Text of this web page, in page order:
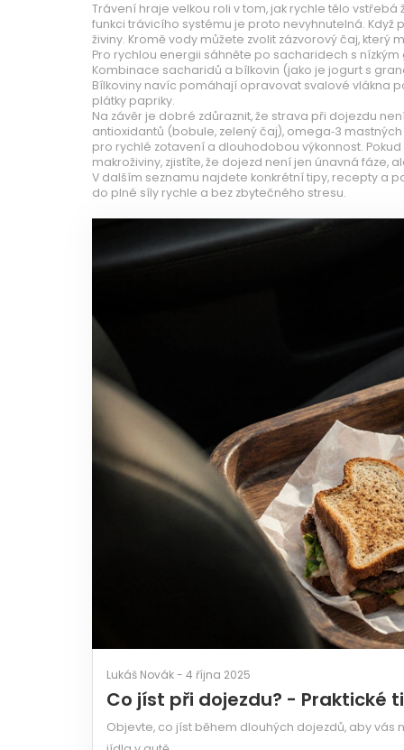
Trávení hraje velkou roli v tom, jak rychle tělo vstřebá
funkci trávicího systému je proto nevyhnutelná. Když
živiny. Kromě vody můžete zvolit zázvorový čaj,
Pro rychlou energii sáhněte po sacharidech s
Kombinace sacharidů a bílkovin (jako je jogurt s
Bílkoviny navíc pomáhají opravovat svalové vlákna
plátky papriky.
Na závěr je dobré zdůraznit, že strava při dojezdu
antioxidantů (bobule, zelený čaj), omega‑3
pro rychlé zotavení a dlouhodobou výkonnost.
makroživiny, zjistíte, že dojezd není jen únavná fáze,
V dalším seznamu najdete konkrétní tipy, recepty a
do plné síly rychle a bez zbytečného stresu.
Lukáš Novák - 4 října 2025
Co jíst při dojezdu? - Praktické
Objevte, co jíst během dlouhých dojezdů, aby vás